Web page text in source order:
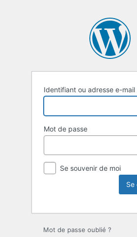
Identifiant ou adresse e-mail
Mot de passe
Se souvenir de moi
Mot de passe oublié ?